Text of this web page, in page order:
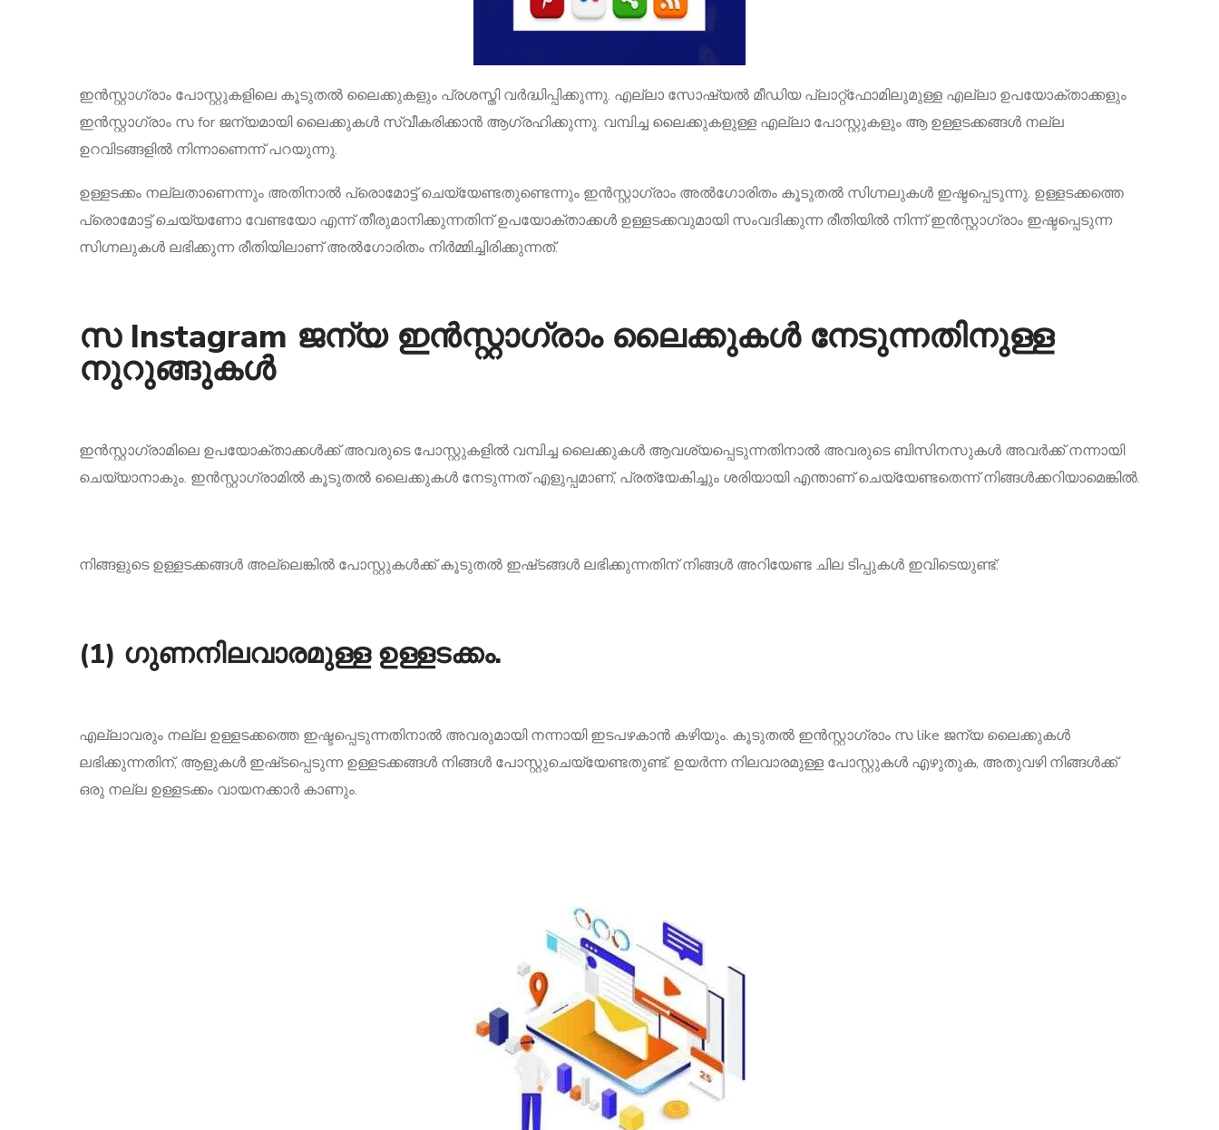
ഇൻസ്റ്റാഗ്രാം പോസ്റ്റുകളിലെ കൂടുതൽ ലൈക്കുകളും പ്രശസ്തി വർദ്ധിപ്പിക്കുന്നു. എല്ലാ സോഷ്യൽ മീഡിയ പ്ലാറ്റ്‌ഫോമിലുമുള്ള എല്ലാ ഉപയോക്താക്കളും
ഇൻസ്റ്റാഗ്രാം സ for ജന്യമായി ലൈക്കുകൾ സ്വീകരിക്കാൻ ആഗ്രഹിക്കുന്നു. വമ്പിച്ച ലൈക്കുകളുള്ള എല്ലാ പോസ്റ്റുകളും ആ ഉള്ളടക്കങ്ങൾ നല്ല
ഉറവിടങ്ങളിൽ നിന്നാണെന്ന് പറയുന്നു.
ഉള്ളടക്കം നല്ലതാണെന്നും അതിനാൽ പ്രൊമോട്ട് ചെയ്യേണ്ടതുണ്ടെന്നും ഇൻസ്റ്റാഗ്രാം അൽഗോരിതം കൂടുതൽ സിഗ്നലുകൾ ഇഷ്ടപ്പെടുന്നു. ഉള്ളടക്കത്തെ
പ്രൊമോട്ട് ചെയ്യണോ വേണ്ടയോ എന്ന് തീരുമാനിക്കുന്നതിന് ഉപയോക്താക്കൾ ഉള്ളടക്കവുമായി സംവദിക്കുന്ന രീതിയിൽ നിന്ന് ഇൻസ്റ്റാഗ്രാം ഇഷ്ടപ്പെടുന്ന
സിഗ്നലുകൾ ലഭിക്കുന്ന രീതിയിലാണ് അൽഗോരിതം നിർമ്മിച്ചിരിക്കുന്നത്.
സ Instagram ജന്യ ഇൻസ്റ്റാഗ്രാം ലൈക്കുകൾ നേടുന്നതിനുള്ള
നുറുങ്ങുകൾ
ഇൻസ്റ്റാഗ്രാമിലെ ഉപയോക്താക്കൾക്ക് അവരുടെ പോസ്റ്റുകളിൽ വമ്പിച്ച ലൈക്കുകൾ ആവശ്യപ്പെടുന്നതിനാൽ അവരുടെ ബിസിനസുകൾ അവർക്ക് നന്നായി
ചെയ്യാനാകും. ഇൻസ്റ്റാഗ്രാമിൽ കൂടുതൽ ലൈക്കുകൾ നേടുന്നത് എളുപ്പമാണ്, പ്രത്യേകിച്ചും ശരിയായി എന്താണ് ചെയ്യേണ്ടതെന്ന് നിങ്ങൾക്കറിയാമെങ്കിൽ.
നിങ്ങളുടെ ഉള്ളടക്കങ്ങൾ‌ അല്ലെങ്കിൽ‌ പോസ്റ്റുകൾ‌ക്ക് കൂടുതൽ‌ ഇഷ്‌ടങ്ങൾ‌ ലഭിക്കുന്നതിന് നിങ്ങൾ‌ അറിയേണ്ട ചില ടിപ്പുകൾ‌ ഇവിടെയുണ്ട്:
(1) ഗുണനിലവാരമുള്ള ഉള്ളടക്കം.
എല്ലാവരും നല്ല ഉള്ളടക്കത്തെ ഇഷ്ടപ്പെടുന്നതിനാൽ അവരുമായി നന്നായി ഇടപഴകാൻ കഴിയും. കൂടുതൽ‌ ഇൻ‌സ്റ്റാഗ്രാം സ like ജന്യ ലൈക്കുകൾ‌
ലഭിക്കുന്നതിന്, ആളുകൾ‌ ഇഷ്‌ടപ്പെടുന്ന ഉള്ളടക്കങ്ങൾ‌ നിങ്ങൾ‌ പോസ്റ്റുചെയ്യേണ്ടതുണ്ട്. ഉയർന്ന നിലവാരമുള്ള പോസ്റ്റുകൾ‌ എഴുതുക, അതുവഴി നിങ്ങൾക്ക്
ഒരു നല്ല ഉള്ളടക്കം വായനക്കാർ‌ കാണും.